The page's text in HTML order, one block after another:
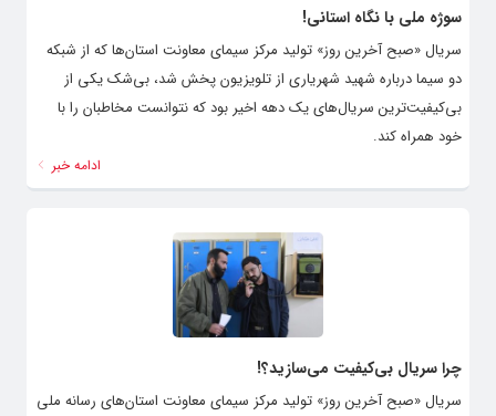
سوژه ملی با نگاه استانی!
سریال «صبح آخرین روز» تولید مرکز سیمای معاونت استان‌ها که از شبکه
دو سیما درباره شهید شهریاری از تلویزیون پخش شد، بی‌شک یکی از
بی‌کیفیت‌ترین سریال‌های یک دهه اخیر بود که نتوانست مخاطبان را با
خود همراه کند.
ادامه خبر
چرا سریال بی‌کیفیت می‌سازید؟!
سریال «صبح آخرین روز» تولید مرکز سیمای معاونت استان‌های رسانه ملی